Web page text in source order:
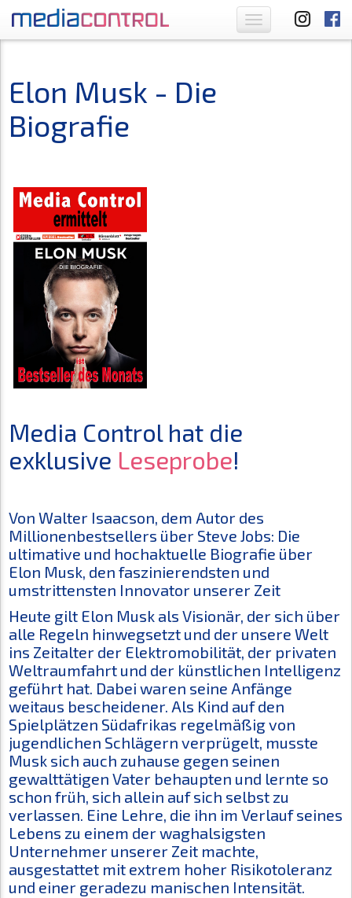
Toggle
navigation
Elon Musk - Die
Biografie
Media Control hat die
exklusive Leseprobe!
Von Walter Isaacson, dem Autor des
Millionenbestsellers über Steve Jobs: Die
ultimative und hochaktuelle Biografie über
Elon Musk, den faszinierendsten und
umstrittensten Innovator unserer Zeit
Heute gilt Elon Musk als Visionär, der sich über
alle Regeln hinwegsetzt und der unsere Welt
ins Zeitalter der Elektromobilität, der privaten
Weltraumfahrt und der künstlichen Intelligenz
geführt hat. Dabei waren seine Anfänge
weitaus bescheidener. Als Kind auf den
Spielplätzen Südafrikas regelmäßig von
jugendlichen Schlägern verprügelt, musste
Musk sich auch zuhause gegen seinen
gewalttätigen Vater behaupten und lernte so
schon früh, sich allein auf sich selbst zu
verlassen. Eine Lehre, die ihn im Verlauf seines
Lebens zu einem der waghalsigsten
Unternehmer unserer Zeit machte,
ausgestattet mit extrem hoher Risikotoleranz
und einer geradezu manischen Intensität.